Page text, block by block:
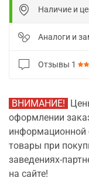
Наличие и
Аналоги и
Отзывы 1
ВНИМАНИЕ!
оформлении
информационной
товары при
заведениях-
на сайте!